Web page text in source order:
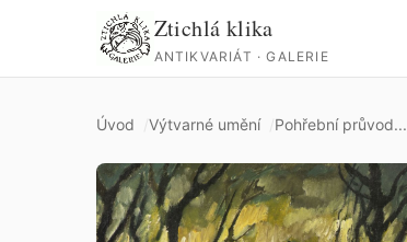
Ztichlá klika
ANTIKVARIÁT · GALERIE
Úvod Výtvarné umění Pohřební průvod...